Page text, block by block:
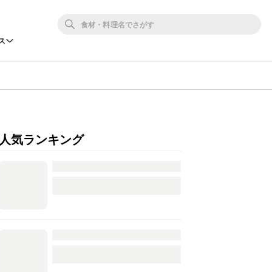
人気ランキング